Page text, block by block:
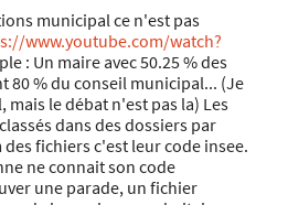
municipal ce n'est pas
www.youtube.com/watch?
: Un maire avec 50.25 % des
80 % du conseil municipal... (Je
mais le débat n'est pas la) Les
dans des dossiers par
fichiers c'est leur code insee.
ne connait son code
une parade, un fichier